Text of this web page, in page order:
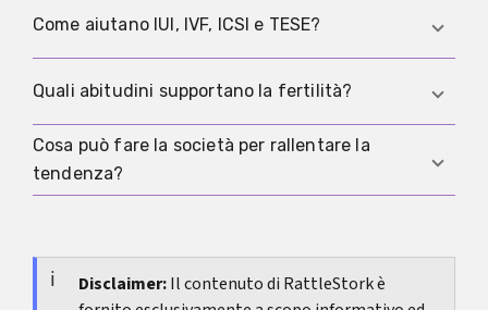
funzionano, decidere per un altro figlio è più
facile.
Le barriere biologiche riguardano fertilità e
servizi, condizioni di lavoro, casa e aspettative
Come aiutano IUI, IVF, ICSI e TESE?
Sono metodi medici: IUI avvicina gli spermatozoi
un singolo spermatozoo, TESE recupera
spermatozoi dal testicolo. La scelta dipende dalla
causa.
Quali abitudini supportano la fertilità?
Sonno, gestione dello stress, movimento,
alimentazione e meno fumo e alcol possono
Cosa può fare la società per rallentare la
tendenza?
quotidiano: più servizi, casa accessibile, orari più
flessibili e meno rischio. Anche reti di supporto e
Disclaimer:Il contenuto di RattleStork è